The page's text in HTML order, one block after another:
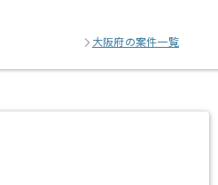
大阪府の案件一覧